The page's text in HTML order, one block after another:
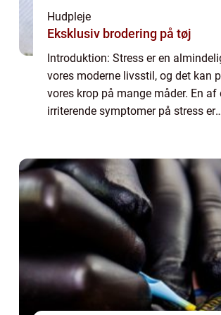
Hudpleje
Eksklusiv brodering på tøj
Introduktion: Stress er en
vores moderne livsstil, og det kan
vores krop på mange måder. En af
irriterende symptomer på stress er
tidspunkte...